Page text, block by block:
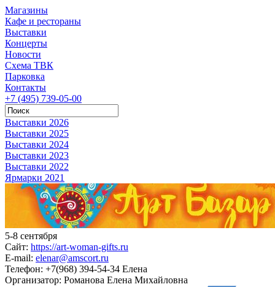
Магазины
Кафе и рестораны
Выставки
Концерты
Новости
Схема ТВК
Парковка
Контакты
+7 (495) 739-05-00
Выставки 2026
Выставки 2025
Выставки 2024
Выставки 2023
Выставки 2022
Ярмарки 2021
5-8 сентября
Сайт: https://art-woman-gifts.ru
E-mail: elenar@amscort.ru
Телефон: +7(968) 394-54-34 Елена
Организатор: Романова Елена Михайловна